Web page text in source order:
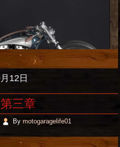
12日
三章
By motogaragelife01